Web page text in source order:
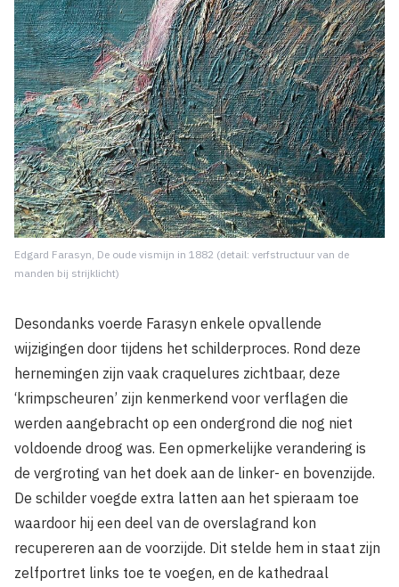
Edgard Farasyn, De oude vismijn in 1882 (detail: verfstructuur van de
manden bij strijklicht)
Desondanks voerde Farasyn enkele opvallende
wijzigingen door tijdens het schilderproces. Rond deze
hernemingen zijn vaak craquelures zichtbaar, deze
‘krimpscheuren’ zijn kenmerkend voor verflagen die
werden aangebracht op een ondergrond die nog niet
voldoende droog was. Een opmerkelijke verandering is
de vergroting van het doek aan de linker- en bovenzijde.
De schilder voegde extra latten aan het spieraam toe
waardoor hij een deel van de overslagrand kon
recupereren aan de voorzijde. Dit stelde hem in staat zijn
zelfportret links toe te voegen, en de kathedraal